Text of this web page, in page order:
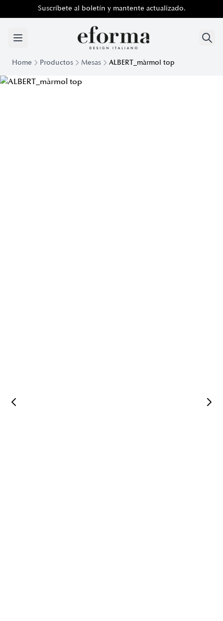
Suscríbete al boletín y mantente actualizado.
Home Productos Mesas ALBERT_màrmol top
Mesa Albert con sobre de mármol | Eforma